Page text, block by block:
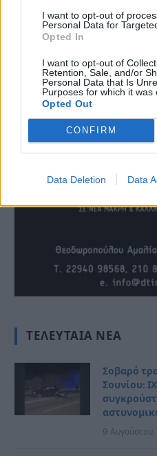
I want to opt-out of
Personal Data for
Opted In
I want to opt-out of
Retention, Sale, and/or
Personal Data that Is
Purposes for which it was
Opted Out
CONFIRM
Data Deletion Data
ΤΕΛΕΥΤΑΊΑ ΝΈΑ
Σοβαρό
Σουνίου:
9 Αυγούστου,